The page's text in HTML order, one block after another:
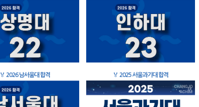
🏅 2026 남서울대 합격 🏅 2025 서울과기대 합격